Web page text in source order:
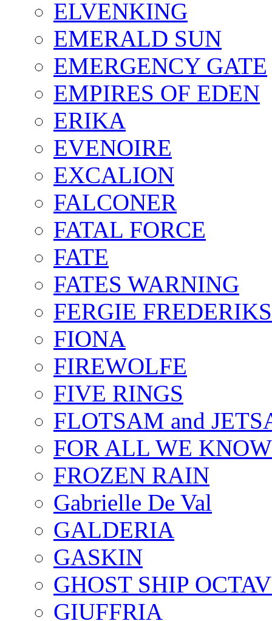
ELVENKING
EMERALD SUN
EMERGENCY GATE
EMPIRES OF EDEN
ERIKA
EVENOIRE
EXCALION
FALCONER
FATAL FORCE
FATE
FATES WARNING
FERGIE
FIONA
FIREWOLFE
FIVE RINGS
FLOTSAM and
FOR ALL WE KNOW
FROZEN RAIN
Gabrielle De Val
GALDERIA
GASKIN
GHOST SHIP
GIUFFRIA